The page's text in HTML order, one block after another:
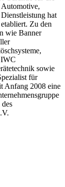
hat
Zu den
wie Banner
IWC
sowie
für
Anfang 2008 eine